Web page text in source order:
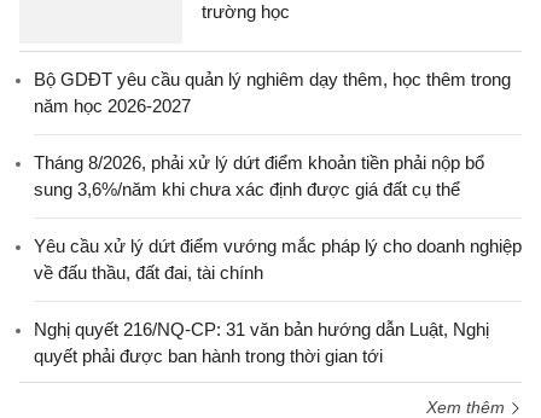
trường học
Bộ GDĐT yêu cầu quản lý nghiêm dạy thêm, học thêm trong
năm học 2026-2027
Tháng 8/2026, phải xử lý dứt điểm khoản tiền phải nộp bổ
sung 3,6%/năm khi chưa xác định được giá đất cụ thể
Yêu cầu xử lý dứt điểm vướng mắc pháp lý cho doanh nghiệp
về đấu thầu, đất đai, tài chính
Nghị quyết 216/NQ-CP: 31 văn bản hướng dẫn Luật, Nghị
quyết phải được ban hành trong thời gian tới
Xem thêm